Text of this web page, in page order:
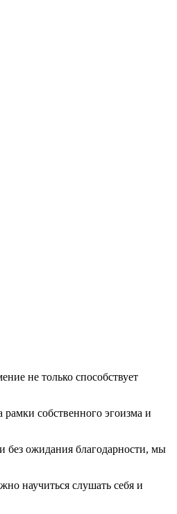
не только способствует
собственного эгоизма и
без ожидания благодарности, мы
научиться слушать себя и